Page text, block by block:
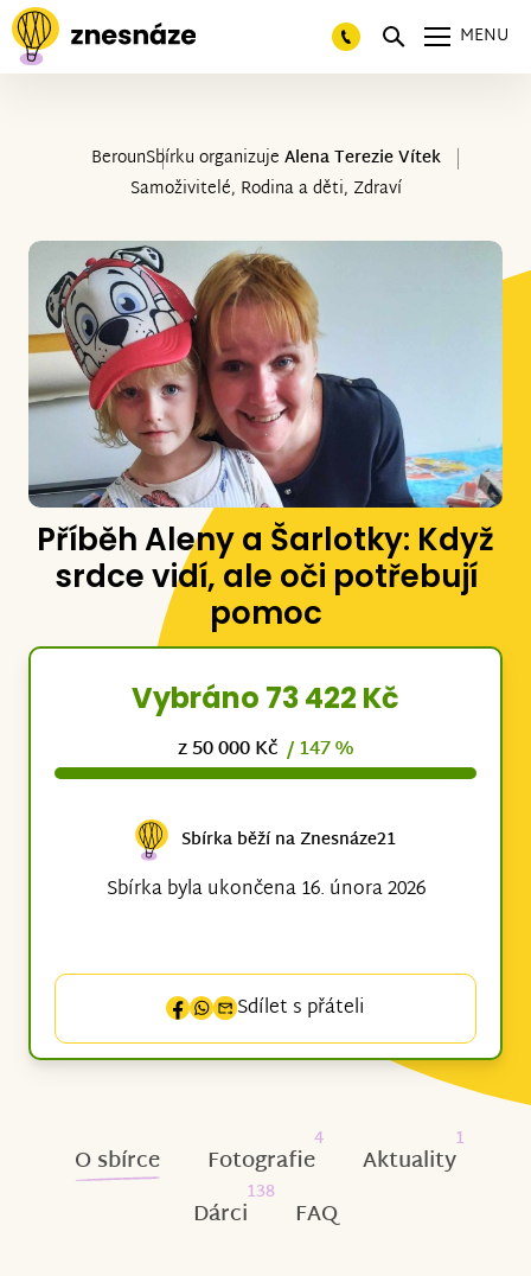
MENU
BerounSbírku organizuje Alena Terezie Vítek
Samoživitelé, Rodina a děti, Zdraví
Příběh Aleny a Šarlotky: Když
srdce vidí, ale oči potřebují
pomoc
Vybráno 73 422 Kč
z 50 000 Kč / 147 %
Sbírka běží na Znesnáze21
Sbírka byla ukončena 16. února 2026
Sdílet s přáteli
O sbírce Fotografie
4
Aktuality
1
Dárci
138
FAQ